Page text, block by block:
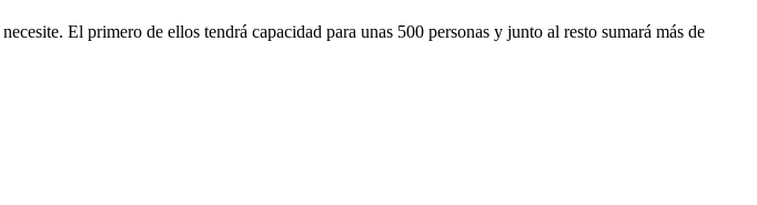
El primero de ellos tendrá capacidad para unas 500 personas y junto al resto sumará más de